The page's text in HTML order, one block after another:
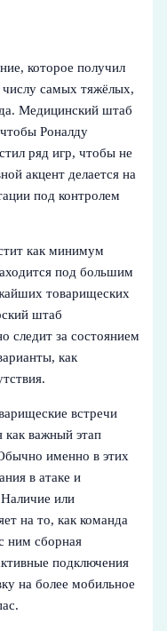
которое получил
самых тяжёлых,
Медицинский штаб
чтобы Роналду
ряд игр, чтобы не
акцент делается на
под контролем
как минимум
под большим
товарищеских
штаб
следит за состоянием
как
встречи
как важный этап
именно в этих
в атаке и
или
на то, как команда
ним сборная
подключения
на более мобильное